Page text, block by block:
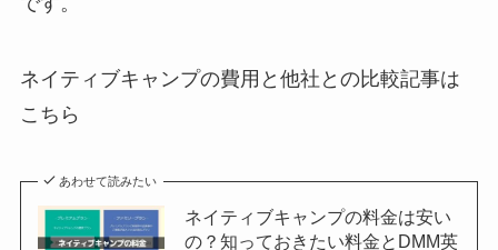
ネイティブキャンプの費用と他社との比較記事は
こちら
あわせて読みたい
ネイティブキャンプの料金は安い
の？知っておきたい料金とDMM英